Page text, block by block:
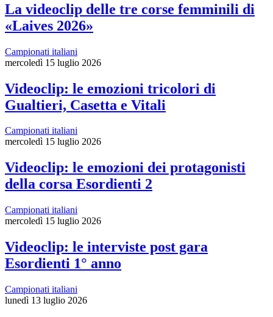
La videoclip delle tre corse femminili di
«Laives 2026»
Campionati italiani
mercoledì 15 luglio 2026
Videoclip: le emozioni tricolori di
Gualtieri, Casetta e Vitali
Campionati italiani
mercoledì 15 luglio 2026
Videoclip: le emozioni dei protagonisti
della corsa Esordienti 2
Campionati italiani
mercoledì 15 luglio 2026
Videoclip: le interviste post gara
Esordienti 1° anno
Campionati italiani
lunedì 13 luglio 2026